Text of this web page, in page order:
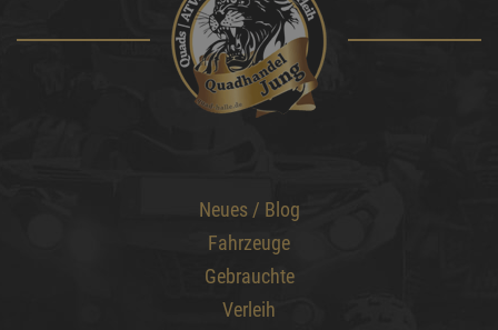
Neues / Blog
Fahrzeuge
Gebrauchte
Verleih